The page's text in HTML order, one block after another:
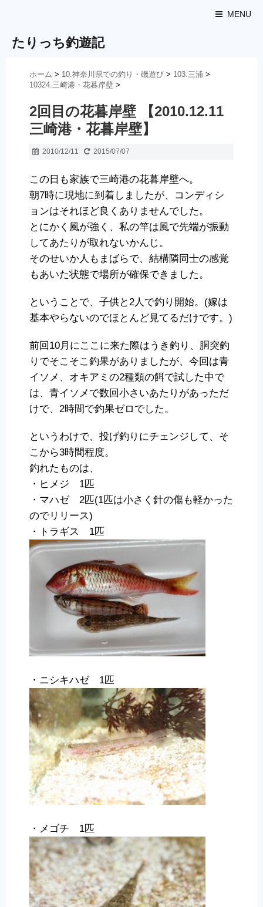
MENU
たりっち釣遊記
ホーム > 10.神奈川県での釣り・磯遊び > 103.三浦 >
10324.三崎港・花暮岸壁 >
2回目の花暮岸壁 【2010.12.11
三崎港・花暮岸壁】
2010/12/11 2015/07/07
この日も家族で三崎港の花暮岸壁へ。
朝7時に現地に到着しましたが、コンディシ
ョンはそれほど良くありませんでした。
とにかく風が強く、私の竿は風で先端が振動
してあたりが取れないかんじ。
そのせいか人もまばらで、結構隣同士の感覚
もあいた状態で場所が確保できました。
ということで、子供と2人で釣り開始。(嫁は
基本やらないのでほとんど見てるだけです。)
前回10月にここに来た際はうき釣り、胴突釣
りでそこそこ釣果がありましたが、今回は青
イソメ、オキアミの2種類の餌で試した中で
は、青イソメで数回小さいあたりがあっただ
けで、2時間で釣果ゼロでした。
というわけで、投げ釣りにチェンジして、そ
こから3時間程度。
釣れたものは、
・ヒメジ 1匹
・マハゼ 2匹(1匹は小さく針の傷も軽かった
のでリリース)
・トラギス 1匹
・ニシキハゼ 1匹
・メゴチ 1匹